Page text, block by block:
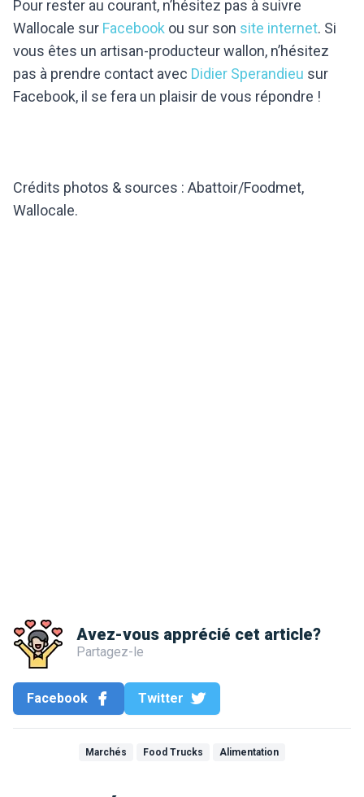
Pour rester au courant, n’hésitez pas à suivre
Wallocale sur Facebook ou sur son site internet. Si
vous êtes un artisan-producteur wallon, n’hésitez
pas à prendre contact avec Didier Sperandieu sur
Facebook, il se fera un plaisir de vous répondre !
Crédits photos & sources : Abattoir/Foodmet,
Wallocale.
Avez-vous apprécié cet article?
Partagez-le
Facebook Twitter
Marchés Food Trucks Alimentation